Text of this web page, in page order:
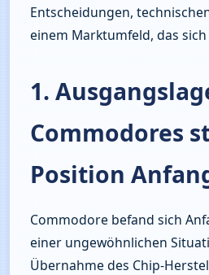
Entscheidungen,
einem Marktumfeld, das
1.
Commodores
Position
Commodore befand sich
einer ungewöhnlichen
Übernahme des Chip-